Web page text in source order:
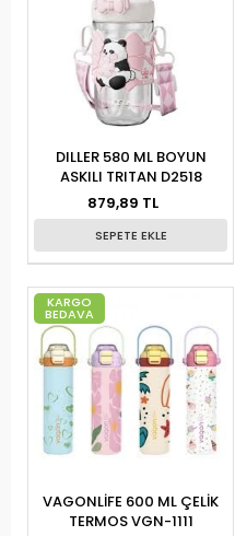
DILLER 580 ML BOYUN
ASKILI TRITAN D2518
879,89 TL
SEPETE EKLE
KARGO
BEDAVA
VAGONLİFE 600 ML ÇELİK
TERMOS VGN-1111